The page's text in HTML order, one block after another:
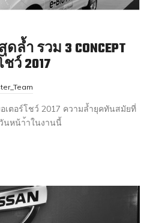
ำ รวม 3 CONCEPT
ว์ 2017
เตอร์โชว์ 2017 ความล้ำยุคทันสมัยที่
นหน้า้าในงานนี้